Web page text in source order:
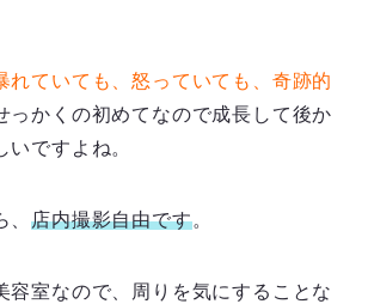
れていても、怒っていても、奇跡的
っかくの初めてなので成長して後か
いですよね。
、店内撮影自由です。
容室なので、周りを気にすることな